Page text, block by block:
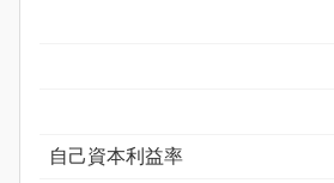
自己資本利益率